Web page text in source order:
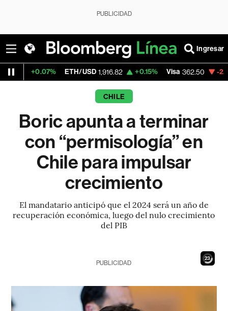
PUBLICIDAD
Ingresar
ETH/USD 1,916.82 +0.15% Visa 362.50 -2.15%
CHILE
Boric apunta a terminar
con “permisología” en
Chile para impulsar
crecimiento
El mandatario anticipó que el 2024 será un año de
recuperación económica, luego del nulo crecimiento
del PIB
22
PUBLICIDAD